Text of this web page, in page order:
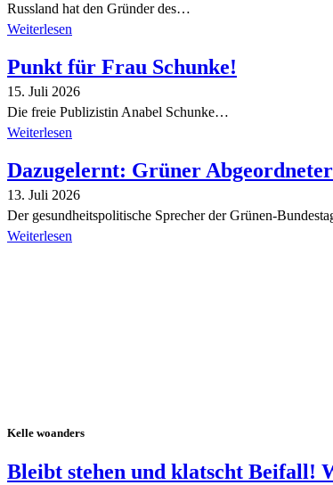
Russland hat den Gründer des…
Weiterlesen
Punkt für Frau Schunke!
15. Juli 2026
Die freie Publizistin Anabel Schunke…
Weiterlesen
Dazugelernt: Grüner
13. Juli 2026
Der gesundheitspolitische Sprecher der Grünen-
Weiterlesen
Kelle woanders
Bleibt stehen und klatscht Beifall!